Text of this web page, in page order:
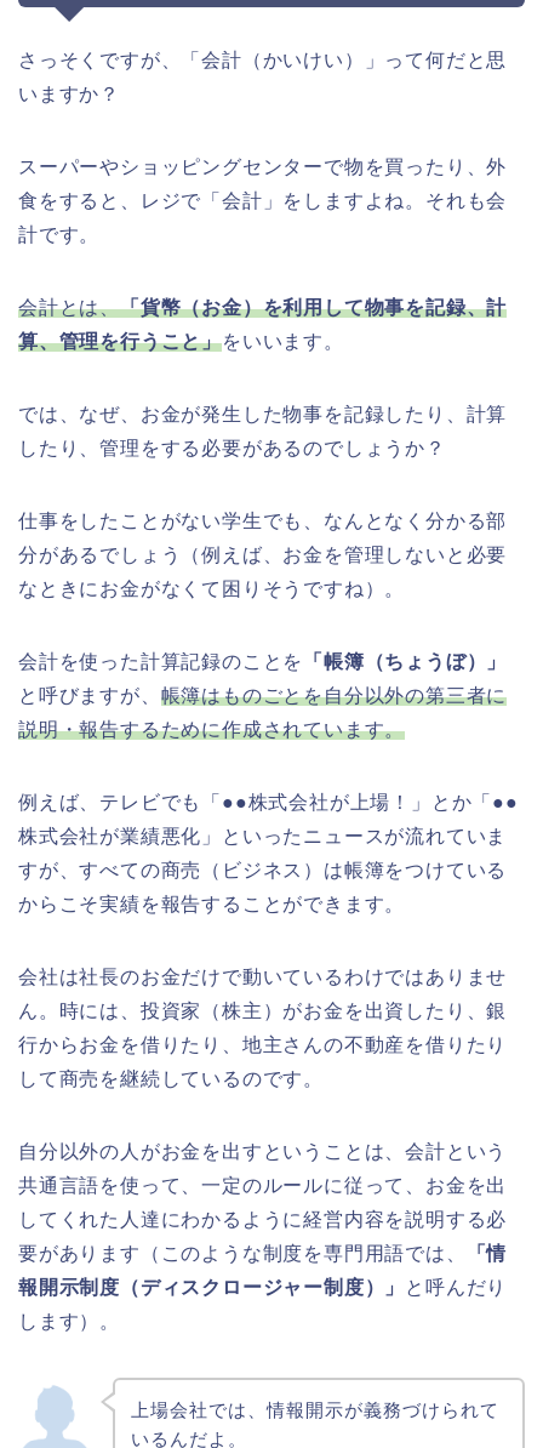
さっそくですが、「会計（かいけい）」って何だと思
いますか？
スーパーやショッピングセンターで物を買ったり、外
食をすると、レジで「会計」をしますよね。それも会
計です。
会計とは、「貨幣（お金）を利用して物事を記録、計
算、管理を行うこと」をいいます。
では、なぜ、お金が発生した物事を記録したり、計算
したり、管理をする必要があるのでしょうか？
仕事をしたことがない学生でも、なんとなく分かる部
分があるでしょう（例えば、お金を管理しないと必要
なときにお金がなくて困りそうですね）。
会計を使った計算記録のことを
「帳簿（ちょうぼ）」
と呼びますが、 帳簿はものごとを自分以外の第三者に
説明・報告するために作成されています。
例えば、テレビでも「●●株式会社が上場！」とか「●●
株式会社が業績悪化」といったニュースが流れていま
すが、すべての商売（ビジネス）は帳簿をつけている
からこそ実績を報告することができます。
会社は社長のお金だけで動いているわけではありませ
ん。時には、投資家（株主）がお金を出資したり、銀
行からお金を借りたり、地主さんの不動産を借りたり
して商売を継続しているのです。
自分以外の人がお金を出すということは、会計という
共通言語を使って、一定のルールに従って、お金を出
してくれた人達にわかるように経営内容を説明する必
要があります（このような制度を専門用語では、
「情
報開示制度（ディスクロージャー制度）」
と呼んだり
します）。
上場会社では、情報開示が義務づけられて
いるんだよ。